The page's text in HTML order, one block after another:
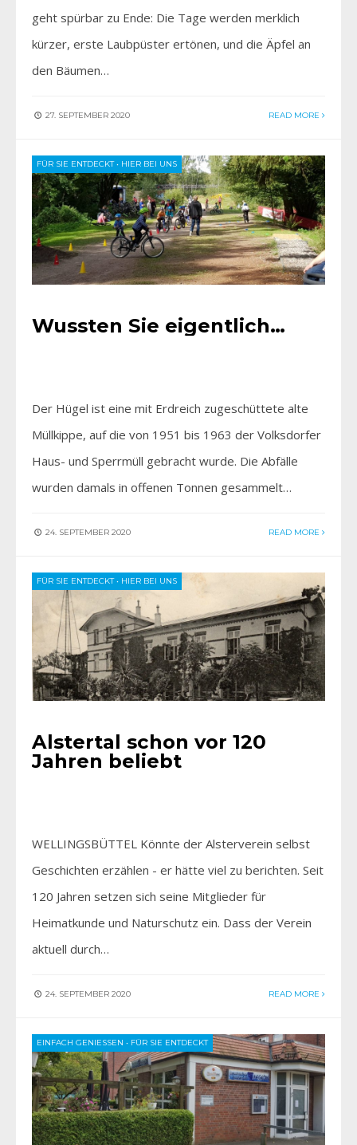
geht spürbar zu Ende: Die Tage werden merklich
kürzer, erste Laubpüster ertönen, und die Äpfel an
den Bäumen…
27. SEPTEMBER 2020 READ MORE
FÜR SIE ENTDECKT• HIER BEI UNS
Wussten Sie eigentlich…
Der Hügel ist eine mit Erdreich zugeschüttete alte
Müllkippe, auf die von 1951 bis 1963 der Volksdorfer
Haus- und Sperrmüll gebracht wurde. Die Abfälle
wurden damals in offenen Tonnen gesammelt…
24. SEPTEMBER 2020 READ MORE
FÜR SIE ENTDECKT• HIER BEI UNS
Alstertal schon vor 120
Jahren beliebt
WELLINGSBÜTTEL Könnte der Alsterverein selbst
Geschichten erzählen - er hätte viel zu berichten. Seit
120 Jahren setzen sich seine Mitglieder für
Heimatkunde und Naturschutz ein. Dass der Verein
aktuell durch…
24. SEPTEMBER 2020 READ MORE
EINFACH GENIESSEN • FÜR SIE ENTDECKT